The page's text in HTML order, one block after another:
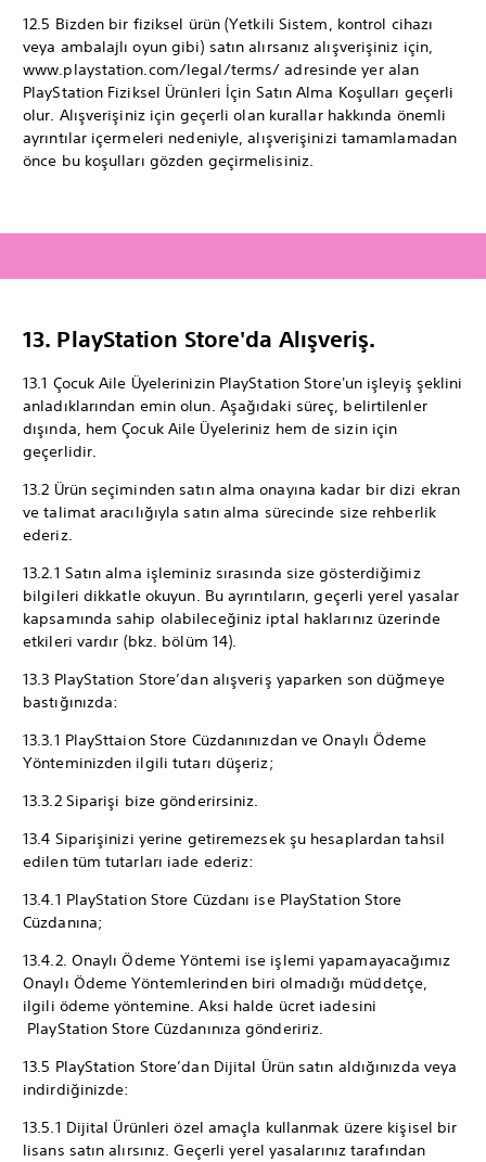
12.5 Bizden bir fiziksel ürün (Yetkili Sistem, kontrol cihazı
veya ambalajlı oyun gibi) satın alırsanız alışverişiniz için,
www.playstation.com/legal/terms/ adresinde yer alan
PlayStation Fiziksel Ürünleri İçin Satın Alma Koşulları geçerli
olur. Alışverişiniz için geçerli olan kurallar hakkında önemli
ayrıntılar içermeleri nedeniyle, alışverişinizi tamamlamadan
önce bu koşulları gözden geçirmelisiniz.
13. PlayStation Store'da Alışveriş.
13.1 Çocuk Aile Üyelerinizin PlayStation Store'un işleyiş şeklini
anladıklarından emin olun. Aşağıdaki süreç, belirtilenler
dışında, hem Çocuk Aile Üyeleriniz hem de sizin için
geçerlidir.
13.2 Ürün seçiminden satın alma onayına kadar bir dizi ekran
ve talimat aracılığıyla satın alma sürecinde size rehberlik
ederiz.
13.2.1 Satın alma işleminiz sırasında size gösterdiğimiz
bilgileri dikkatle okuyun. Bu ayrıntıların, geçerli yerel yasalar
kapsamında sahip olabileceğiniz iptal haklarınız üzerinde
etkileri vardır (bkz. bölüm 14).
13.3 PlayStation Store’dan alışveriş yaparken son düğmeye
bastığınızda:
13.3.1 PlaySttaion Store Cüzdanınızdan ve Onaylı Ödeme
Yönteminizden ilgili tutarı düşeriz;
13.3.2 Siparişi bize gönderirsiniz.
13.4 Siparişinizi yerine getiremezsek şu hesaplardan tahsil
edilen tüm tutarları iade ederiz:
13.4.1 PlayStation Store Cüzdanı ise PlayStation Store
Cüzdanına;
13.4.2. Onaylı Ödeme Yöntemi ise işlemi yapamayacağımız
Onaylı Ödeme Yöntemlerinden biri olmadığı müddetçe,
ilgili ödeme yöntemine. Aksi halde ücret iadesini
PlayStation Store Cüzdanınıza göndeririz.
13.5 PlayStation Store’dan Dijital Ürün satın aldığınızda veya
indirdiğinizde:
13.5.1 Dijital Ürünleri özel amaçla kullanmak üzere kişisel bir
lisans satın alırsınız. Geçerli yerel yasalarınız tarafından